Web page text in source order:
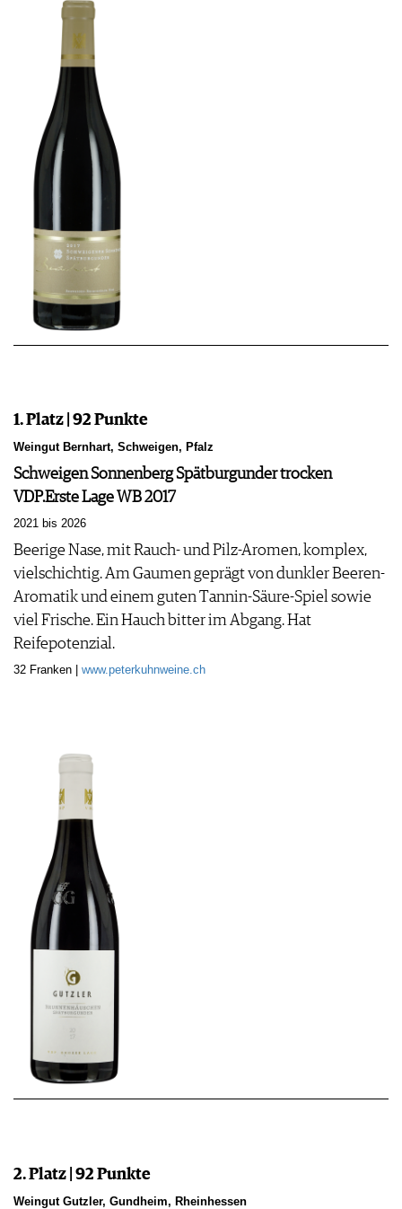
ABO
AUSGABE
ARCHIV
VORTEILSWELT
BÜCHER
WEINSZENE
PORTRAITS
VINOPHILES
ARCHIV
ANMELDEN
AWARDS
GEWINNSPIELE
VORTEILSWELT
TRINKREIFETABELLE
ABO
WEINSUCHE
NEWSLETTER
WINE TRADE CLUB
REDAKTION
WERBUNG
PRESSE
1. Platz | 92 Punkte
Weingut Bernhart, Schweigen, Pfalz
Schweigen Sonnenberg Spätburgunder trocken
VDP.Erste Lage WB 2017
2021 bis 2026
Beerige Nase, mit Rauch- und Pilz-Aromen, komplex,
vielschichtig. Am Gaumen geprägt von dunkler Beeren-
Aromatik und einem guten Tannin-Säure-Spiel sowie
viel Frische. Ein Hauch bitter im Abgang. Hat
Reifepotenzial.
32 Franken | www.peterkuhnweine.ch
2. Platz | 92 Punkte
Weingut Gutzler, Gundheim, Rheinhessen